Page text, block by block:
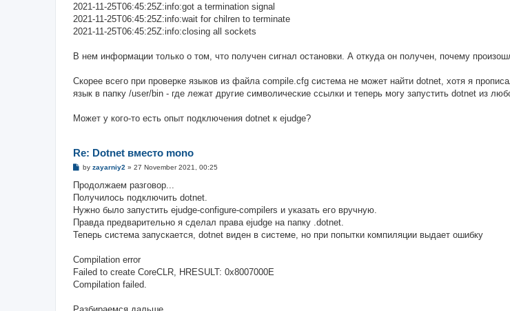
2021-11-25T06:45:25Z:info:got a termination signal
2021-11-25T06:45:25Z:info:wait for chilren to terminate
2021-11-25T06:45:25Z:info:closing all sockets
В нем информации только о том, что получен сигнал остановки. А откуда он получен, почему
Скорее всего при проверке языков из файла compile.cfg система не может найти dotnet, хотя я
язык в папку /user/bin - где лежат другие символические ссылки и теперь могу запустить dotnet из
Может у кого-то есть опыт подключения dotnet к ejudge?
Re: Dotnet вместо mono
P
s
t
by zayarniy2 » 27 November 2021, 00:25
Продолжаем разговор...
Получилось подключить dotnet.
Нужно было запустить ejudge-configure-compilers и указать его вручную.
Правда предварительно я сделал права ejudge на папку .dotnet.
Теперь система запускается, dotnet виден в системе, но при попытки компиляции выдает ошибку
Compilation error
Failed to create CoreCLR, HRESULT: 0x8007000E
Compilation failed.
Разбираемся дальше